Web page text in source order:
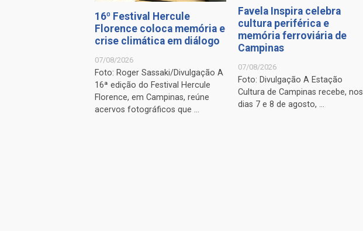
16º Festival Hercule
Florence coloca memória e
crise climática em diálogo
07/08/2026
Foto: Roger Sassaki/Divulgação A
16ª edição do Festival Hercule
Florence, em Campinas, reúne
acervos fotográficos que ...
Favela Inspira celebra
cultura periférica e
memória ferroviária de
Campinas
07/08/2026
Foto: Divulgação A Estação
Cultura de Campinas recebe, nos
dias 7 e 8 de agosto, ...